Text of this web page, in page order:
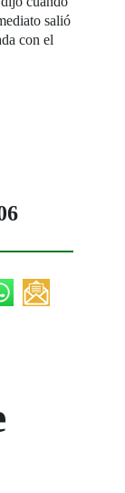
salió
con el